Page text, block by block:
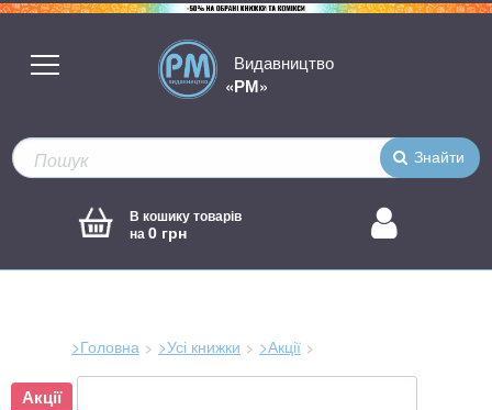
Видавництво
«РМ»
Знайти
В кошику товарів
на0 грн
>Головна >Усі книжки
>Акції
Зараз
Акції